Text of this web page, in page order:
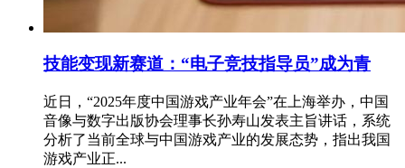
技能变现新赛道：“电子竞技指导员”成为青
近日，“2025年度中国游戏产业年会”在上海举办，中国
音像与数字出版协会理事长孙寿山发表主旨讲话，系统
分析了当前全球与中国游戏产业的发展态势，指出我国
游戏产业正...